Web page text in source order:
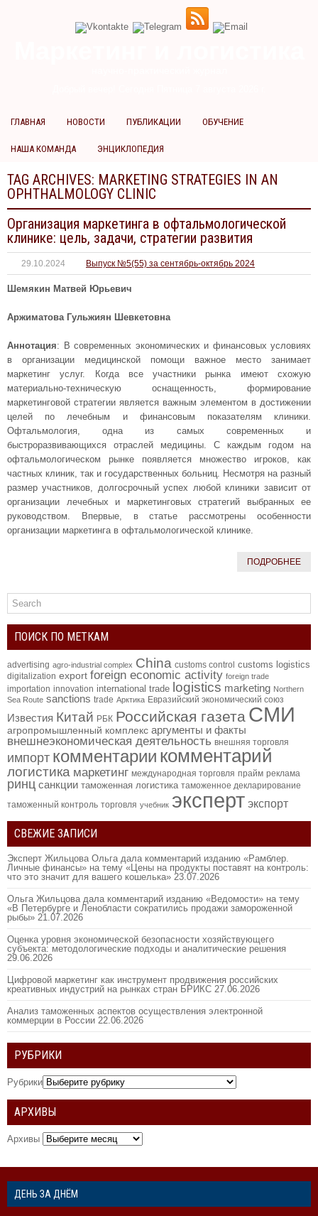
ГЛАВНАЯ НОВОСТИ ПУБЛИКАЦИИ ОБУЧЕНИЕ
НАША КОМАНДА ЭНЦИКЛОПЕДИЯ
TAG ARCHIVES: MARKETING STRATEGIES IN AN
OPHTHALMOLOGY CLINIC
Организация маркетинга в офтальмологической
клинике: цель, задачи, стратегии развития
29.10.2024 Выпуск №5(55) за сентябрь-октябрь 2024
Шемякин Матвей Юрьевич
Аржиматова Гульжиян Шевкетовна
Аннотация: В современных экономических и финансовых условиях
в организации медицинской помощи важное место занимает
маркетинг услуг. Когда все участники рынка имеют схожую
материально-техническую оснащенность, формирование
маркетинговой стратегии является важным элементом в достижении
целей по лечебным и финансовым показателям клиники.
Офтальмология, одна из самых современных и
быстроразвивающихся отраслей медицины. С каждым годом на
офтальмологическом рынке появляется множество игроков, как
частных клиник, так и государственных больниц. Несмотря на разный
размер участников, долгосрочный успех любой клиники зависит от
организации лечебных и маркетинговых стратегий выбранных ее
руководством. Впервые, в статье рассмотрены особенности
организации маркетинга в офтальмологической клинике.
ПОДРОБНЕЕ
ПОИСК ПО МЕТКАМ
advertising agro-industrial complex China customs control customs logistics
digitalization export foreign economic activity foreign trade
importation innovation international trade logistics marketing Northern
Sea Route sanctions trade Арктика Евразийский экономический союз
Известия Китай РБК Российская газета СМИ
агропромышленный комплекс аргументы и факты
внешнеэкономическая деятельность внешняя торговля
импорт комментарии комментарий
логистика маркетинг международная торговля прайм реклама
ринц санкции таможенная логистика таможенное декларирование
таможенный контроль торговля учебник эксперт экспорт
СВЕЖИЕ ЗАПИСИ
Эксперт Жильцова Ольга дала комментарий изданию «Рамблер.
Личные финансы» на тему «Цены на продукты поставят на контроль:
что это значит для вашего кошелька» 23.07.2026
Ольга Жильцова дала комментарий изданию «Ведомости» на тему
«В Петербурге и Ленобласти сократились продажи замороженной
рыбы» 21.07.2026
Оценка уровня экономической безопасности хозяйствующего
субъекта: методологические подходы и аналитические решения
29.06.2026
Цифровой маркетинг как инструмент продвижения российских
креативных индустрий на рынках стран БРИКС 27.06.2026
Анализ таможенных аспектов осуществления электронной
коммерции в России 22.06.2026
РУБРИКИ
Рубрики
АРХИВЫ
Архивы
ДЕНЬ ЗА ДНЁМ